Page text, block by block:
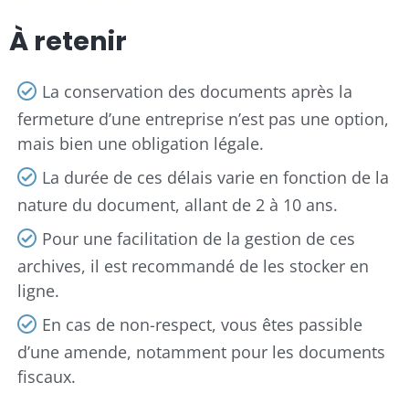
À retenir
La conservation des documents après la
fermeture d’une entreprise n’est pas une option,
mais bien une obligation légale.
La durée de ces délais varie en fonction de la
nature du document, allant de 2 à 10 ans.
Pour une facilitation de la gestion de ces
archives, il est recommandé de les stocker en
ligne.
En cas de non-respect, vous êtes passible
d’une amende, notamment pour les documents
fiscaux.